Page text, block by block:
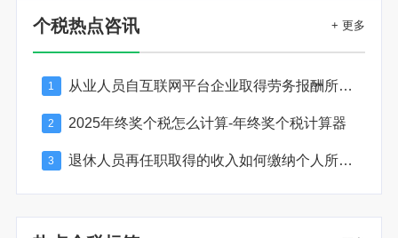
个税热点咨讯 + 更多
1 从业人员自互联网平台企业取得劳务报酬所得的个人所得税预扣预缴计算方法
2 2025年终奖个税怎么计算-年终奖个税计算器
3 退休人员再任职取得的收入如何缴纳个人所得税